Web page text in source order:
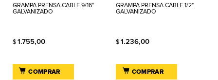
GRAMPA PRENSA CABLE 9/16"
GALVANIZADO
$ 1.755,00
COMPRAR
GRAMPA PRENSA CABLE 1/2"
GALVANIZADO
$1.236,00
COMPRAR